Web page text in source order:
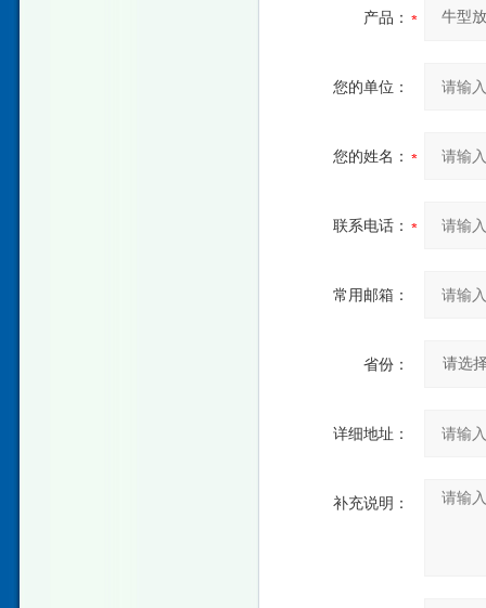
产品：
您的单位：
您的姓名：
联系电话：
常用邮箱：
省份：
详细地址：
补充说明：